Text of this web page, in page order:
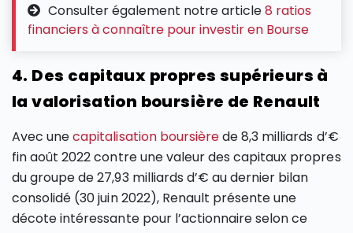
Consulter également notre article8 ratios
financiers à connaître pour investir en Bourse
4. Des capitaux propres supérieurs à
la valorisation boursière de Renault
Avec unecapitalisation boursièrede 8,3 milliards d’€
fin août 2022 contre une valeur des capitaux propres
du groupe de 27,93 milliards d’€ au dernier bilan
consolidé (30 juin 2022), Renault présente une
décote intéressante pour l’actionnaire selon ce